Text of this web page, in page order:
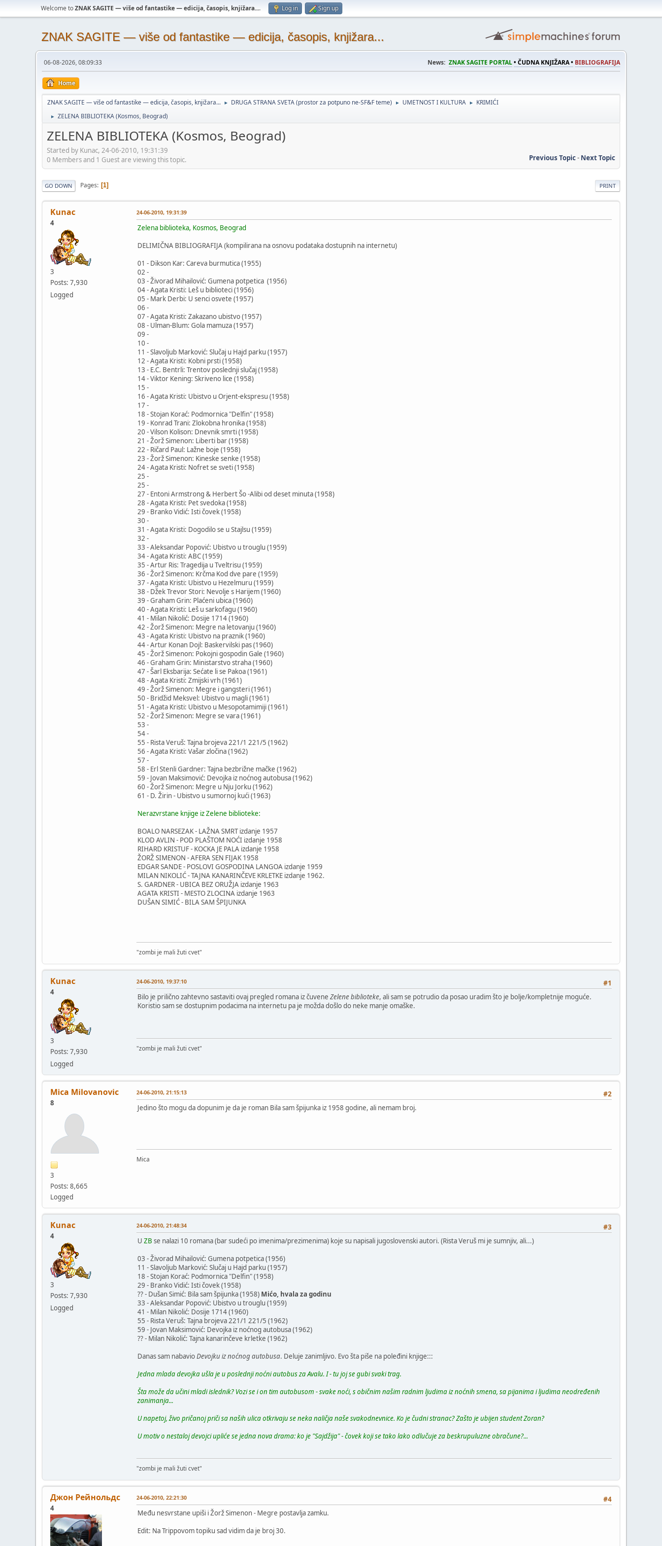
Welcome toZNAK SAGITE — više od fantastike — edicija, časopis, knjižara.... Log in Sign up
ZNAK SAGITE — više od fantastike — edicija, časopis, knjižara...
06-08-2026, 08:09:33 News: ZNAK SAGITE PORTAL• ČUDNA KNJIŽARA • BIBLIOGRAFIJA
Home
ZNAK SAGITE — više od fantastike — edicija, časopis, knjižara... ► DRUGA STRANA SVETA (prostor za potpuno ne-SF&F teme) ► UMETNOST I KULTURA ► KRIMIĆI
► ZELENA BIBLIOTEKA (Kosmos, Beograd)
ZELENA BIBLIOTEKA (Kosmos, Beograd)
Started by Kunac, 24-06-2010, 19:31:39
Previous Topic- Next Topic
0 Members and 1 Guest are viewing this topic.
PRINT
GO DOWN Pages 1
Kunac
4
3
Posts: 7,930
Logged
24-06-2010, 19:31:39
Zelena biblioteka, Kosmos, Beograd
DELIMIČNA BIBLIOGRAFIJA (kompilirana na osnovu podataka dostupnih na internetu)
01 - Dikson Kar: Careva burmutica (1955)
02 -
03 - Živorad Mihailović: Gumena potpetica (1956)
04 - Agata Kristi: Leš u biblioteci (1956)
05 - Mark Derbi: U senci osvete (1957)
06 -
07 - Agata Kristi: Zakazano ubistvo (1957)
08 - Ulman-Blum: Gola mamuza (1957)
09 -
10 -
11 - Slavoljub Marković: Slučaj u Hajd parku (1957)
12 - Agata Kristi: Kobni prsti (1958)
13 - E.C. Bentrli: Trentov poslednji slučaj (1958)
14 - Viktor Kening: Skriveno lice (1958)
15 -
16 - Agata Kristi: Ubistvo u Orjent-ekspresu (1958)
17 -
18 - Stojan Korać: Podmornica "Delfin" (1958)
19 - Konrad Trani: Zlokobna hronika (1958)
20 - Vilson Kolison: Dnevnik smrti (1958)
21 - Žorž Simenon: Liberti bar (1958)
22 - Ričard Paul: Lažne boje (1958)
23 - Žorž Simenon: Kineske senke (1958)
24 - Agata Kristi: Nofret se sveti (1958)
25 -
25 -
27 - Entoni Armstrong & Herbert Šo -Alibi od deset minuta (1958)
28 - Agata Kristi: Pet svedoka (1958)
29 - Branko Vidić: Isti čovek (1958)
30 -
31 - Agata Kristi: Dogodilo se u Stajlsu (1959)
32 -
33 - Aleksandar Popović: Ubistvo u trouglu (1959)
34 - Agata Kristi: ABC (1959)
35 - Artur Ris: Tragedija u Tveltrisu (1959)
36 - Žorž Simenon: Krčma Kod dve pare (1959)
37 - Agata Kristi: Ubistvo u Hezelmuru (1959)
38 - Džek Trevor Stori: Nevolje s Harijem (1960)
39 - Graham Grin: Plaćeni ubica (1960)
40 - Agata Kristi: Leš u sarkofagu (1960)
41 - Milan Nikolić: Dosije 1714 (1960)
42 - Žorž Simenon: Megre na letovanju (1960)
43 - Agata Kristi: Ubistvo na praznik (1960)
44 - Artur Konan Dojl: Baskervilski pas (1960)
45 - Žorž Simenon: Pokojni gospodin Gale (1960)
46 - Graham Grin: Ministarstvo straha (1960)
47 - Šarl Eksbarija: Sećate li se Pakoa (1961)
48 - Agata Kristi: Zmijski vrh (1961)
49 - Žorž Simenon: Megre i gangsteri (1961)
50 - Bridžid Meksvel: Ubistvo u magli (1961)
51 - Agata Kristi: Ubistvo u Mesopotamimiji (1961)
52 - Žorž Simenon: Megre se vara (1961)
53 -
54 -
55 - Rista Veruš: Tajna brojeva 221/1 221/5 (1962)
56 - Agata Kristi: Vašar zločina (1962)
57 -
58 - Erl Stenli Gardner: Tajna bezbrižne mačke (1962)
59 - Jovan Maksimović: Devojka iz noćnog autobusa (1962)
60 - Žorž Simenon: Megre u Nju Jorku (1962)
61 - D. Žirin - Ubistvo u sumornoj kući (1963)
Nerazvrstane knjige iz Zelene biblioteke:
BOALO NARSEZAK - LAŽNA SMRT izdanje 1957
KLOD AVLIN - POD PLAŠTOM NOĆI izdanje 1958
RIHARD KRISTUF - KOCKA JE PALA izdanje 1958
ŽORŽ SIMENON - AFERA SEN FIJAK 1958
EDGAR SANDE - POSLOVI GOSPODINA LANGOA izdanje 1959
MILAN NIKOLIĆ - TAJNA KANARINČEVE KRLETKE izdanje 1962.
S. GARDNER - UBICA BEZ ORUŽJA izdanje 1963
AGATA KRISTI - MESTO ZLOCINA izdanje 1963
DUŠAN SIMIĆ - BILA SAM ŠPIJUNKA
"zombi je mali žuti cvet"
Kunac
4
3
Posts: 7,930
Logged
#1
24-06-2010, 19:37:10
Bilo je prilično zahtevno sastaviti ovaj pregled romana iz čuvene Zelene biblioteke, ali sam se potrudio da posao uradim što je bolje/kompletnije moguće.
Koristio sam se dostupnim podacima na internetu pa je možda došlo do neke manje omaške.
"zombi je mali žuti cvet"
Mica Milovanovic
8
3
Posts: 8,665
Logged
#2
24-06-2010, 21:15:13
Jedino što mogu da dopunim je da je roman Bila sam špijunka iz 1958 godine, ali nemam broj.
Mica
Kunac
4
3
Posts: 7,930
Logged
#3
24-06-2010, 21:48:34
U ZB se nalazi 10 romana (bar sudeći po imenima/prezimenima) koje su napisali jugoslovenski autori. (Rista Veruš mi je sumnjiv, ali...)
03 - Živorad Mihailović: Gumena potpetica (1956)
11 - Slavoljub Marković: Slučaj u Hajd parku (1957)
18 - Stojan Korać: Podmornica "Delfin" (1958)
29 - Branko Vidić: Isti čovek (1958)
?? - Dušan Simić: Bila sam špijunka (1958) Mićo, hvala za godinu
33 - Aleksandar Popović: Ubistvo u trouglu (1959)
41 - Milan Nikolić: Dosije 1714 (1960)
55 - Rista Veruš: Tajna brojeva 221/1 221/5 (1962)
59 - Jovan Maksimović: Devojka iz noćnog autobusa (1962)
?? - Milan Nikolić: Tajna kanarinčeve krletke (1962)
Danas sam nabavioDevojku iz noćnog autobusa. Deluje zanimljivo. Evo šta piše na poleđini knjige:::
Jedna mlada devojka ušla je u poslednji noćni autobus za Avalu. I - tu joj se gubi svaki trag.
Šta može da učini mladi islednik? Vozi se i on tim autobusom - svake noći, s običnim našim radnim ljudima iz noćnih smena, sa pijanima i ljudima neodređenih
zanimanja...
U napetoj, živo pričanoj priči sa naših ulica otkrivaju se neka naličja naše svakodnevnice. Ko je čudni stranac? Zašto je ubijen student Zoran?
U motiv o nestaloj devojci upliće se jedna nova drama: ko je "Sajdžija" - čovek koji se tako lako odlučuje za beskrupuluzne obračune?...
"zombi je mali žuti cvet"
Джон Рейнольдс
4
#4
24-06-2010, 22:21:30
Među nesvrstane upiši i Žorž Simenon - Megre postavlja zamku.
Edit: Na Trippovom topiku sad vidim da je broj 30.